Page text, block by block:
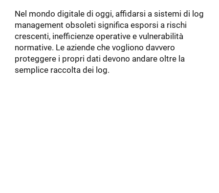
Nel mondo digitale di oggi, affidarsi a sistemi di log
management obsoleti significa esporsi a rischi
crescenti, inefficienze operative e vulnerabilità
normative. Le aziende che vogliono davvero
proteggere i propri dati devono andare oltre la
semplice raccolta dei log.